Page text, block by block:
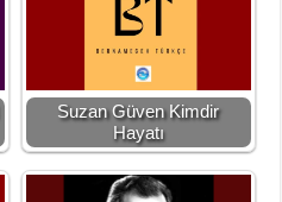
Suzan Güven Kimdir
Hayatı